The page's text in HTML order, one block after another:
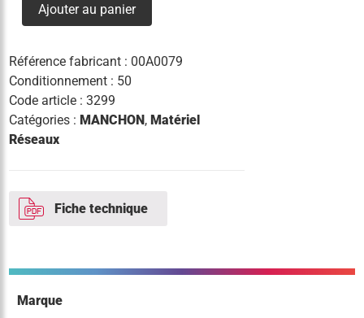
-
3
Ajouter au panier
Référence fabricant : 00A0079
Conditionnement : 50
Code article :3299
Catégories :MANCHON,Matériel
Réseaux
Fiche technique
Marque